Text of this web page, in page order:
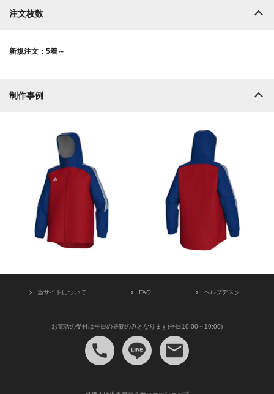
注文枚数
新規注文：5着～
制作事例
当サイトについて FAQ ヘルプデスク
お電話の受付は平日の昼間のみとなります(平日10:00～19:00)